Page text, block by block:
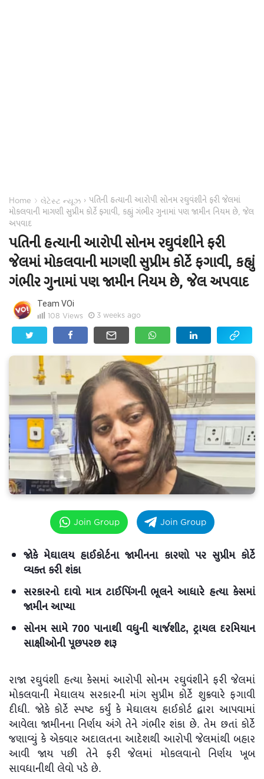
Home › લેટેસ્ટ ન્યૂઝ › પતિની હત્યાની આરોપી સોનમ રઘુવંશીને ફરી જેલમાં
મોકલવાની માગણી સુપ્રીમ કોર્ટે ફગાવી, કહ્યું ગંભીર ગુનામાં પણ જામીન નિયમ છે, જેલ
અપવાદ
પતિની હત્યાની આરોપી સોનમ રઘુવંશીને ફરી
જેલમાં મોકલવાની માગણી સુપ્રીમ કોર્ટે ફગાવી, કહ્યું
ગંભીર ગુનામાં પણ જામીન નિયમ છે, જેલ અપવાદ
Team VOi
108 Views 3 weeks ago
Join Group Join Group
જોકે મેઘાલય હાઈકોર્ટના જામીનના કારણો પર સુપ્રીમ કોર્ટે
વ્યક્ત કરી શંકા
સરકારનો દાવો માત્ર ટાઈપિંગની ભૂલને આધારે હત્યા કેસમાં
જામીન આપ્યા
સોનમ સામે 700 પાનાથી વધુની ચાર્જશીટ, ટ્રાયલ દરમિયાન
સાક્ષીઓની પૂછપરછ શરૂ
રાજા રઘુવંશી હત્યા કેસમાં આરોપી સોનમ રઘુવંશીને ફરી જેલમાં
મોકલવાની મેઘાલય સરકારની માંગ સુપ્રીમ કોર્ટે શુક્રવારે ફગાવી
દીધી. જોકે કોર્ટે સ્પષ્ટ કર્યું કે મેઘાલય હાઈકોર્ટ દ્વારા આપવામાં
આવેલા જામીનના નિર્ણય અંગે તેને ગંભીર શંકા છે. તેમ છતાં કોર્ટે
જણાવ્યું કે એકવાર અદાલતના આદેશથી આરોપી જેલમાંથી બહાર
આવી જાય પછી તેને ફરી જેલમાં મોકલવાનો નિર્ણય ખૂબ
સાવધાનીથી લેવો પડે છે.